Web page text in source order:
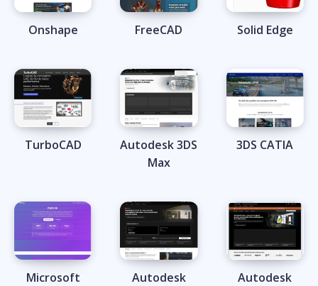
Onshape FreeCAD Solid Edge
TurboCAD
Autodesk 3DS
Max
3DS CATIA
Microsoft
Autodesk
Autodesk